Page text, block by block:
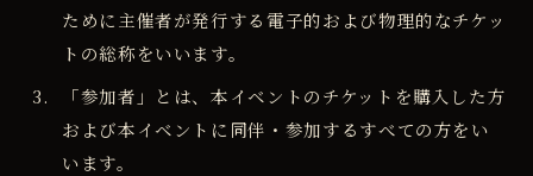
ために主催者が発行する電子的および物理的なチケッ
トの総称をいいます。
「参加者」とは、本イベントのチケットを購入した方
および本イベントに同伴・参加するすべての方をい
います。